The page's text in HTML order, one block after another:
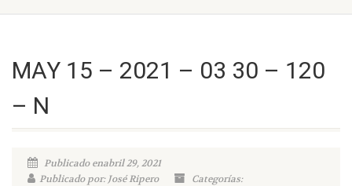
MAY 15 – 2021 – 03 30 – 120
– N
Publicado enabril 29, 2021
Publicado por: José Ripero
Categorías: